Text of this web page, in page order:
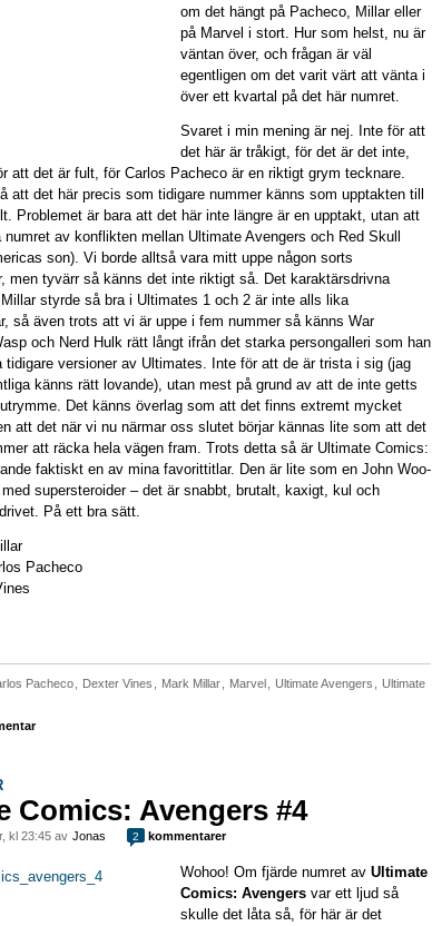
om det hängt på Pacheco, Millar eller
på Marvel i stort. Hur som helst, nu är
väntan över, och frågan är väl
egentligen om det varit värt att vänta i
över ett kvartal på det här numret.
Svaret i min mening är nej. Inte för att
det här är tråkigt, för det är det inte,
att det är fult, för Carlos Pacheco är en riktigt grym tecknare.
att det här precis som tidigare nummer känns som upptakten till
Problemet är bara att det här inte längre är en upptakt, utan att
av konflikten mellan Ultimate Avengers och Red Skull
son). Vi borde alltså vara mitt uppe någon sorts
men tyvärr så känns det inte riktigt så. Det karaktärsdrivna
styrde så bra i Ultimates 1 och 2 är inte alls lika
så även trots att vi är uppe i fem nummer så känns War
och Nerd Hulk rätt långt ifrån det starka persongalleri som han
tidigare versioner av Ultimates. Inte för att de är trista i sig (jag
känns rätt lovande), utan mest på grund av att de inte getts
Det känns överlag som att det finns extremt mycket
att det när vi nu närmar oss slutet börjar kännas lite som att det
att räcka hela vägen fram. Trots detta så är Ultimate Comics:
faktiskt en av mina favorittitlar. Den är lite som en John Woo-
supersteroider – det är snabbt, brutalt, kaxigt, kul och
På ett bra sätt.
Pacheco
Pacheco Dexter Vines Mark Millar Marvel Ultimate Avengers
Ultimate
Comics: Avengers #4
kl 23:45 av Jonas 2 kommentarer
Wohoo! Om fjärde numret av Ultimate
Comics: Avengers var ett ljud så
skulle det låta så, för här är det